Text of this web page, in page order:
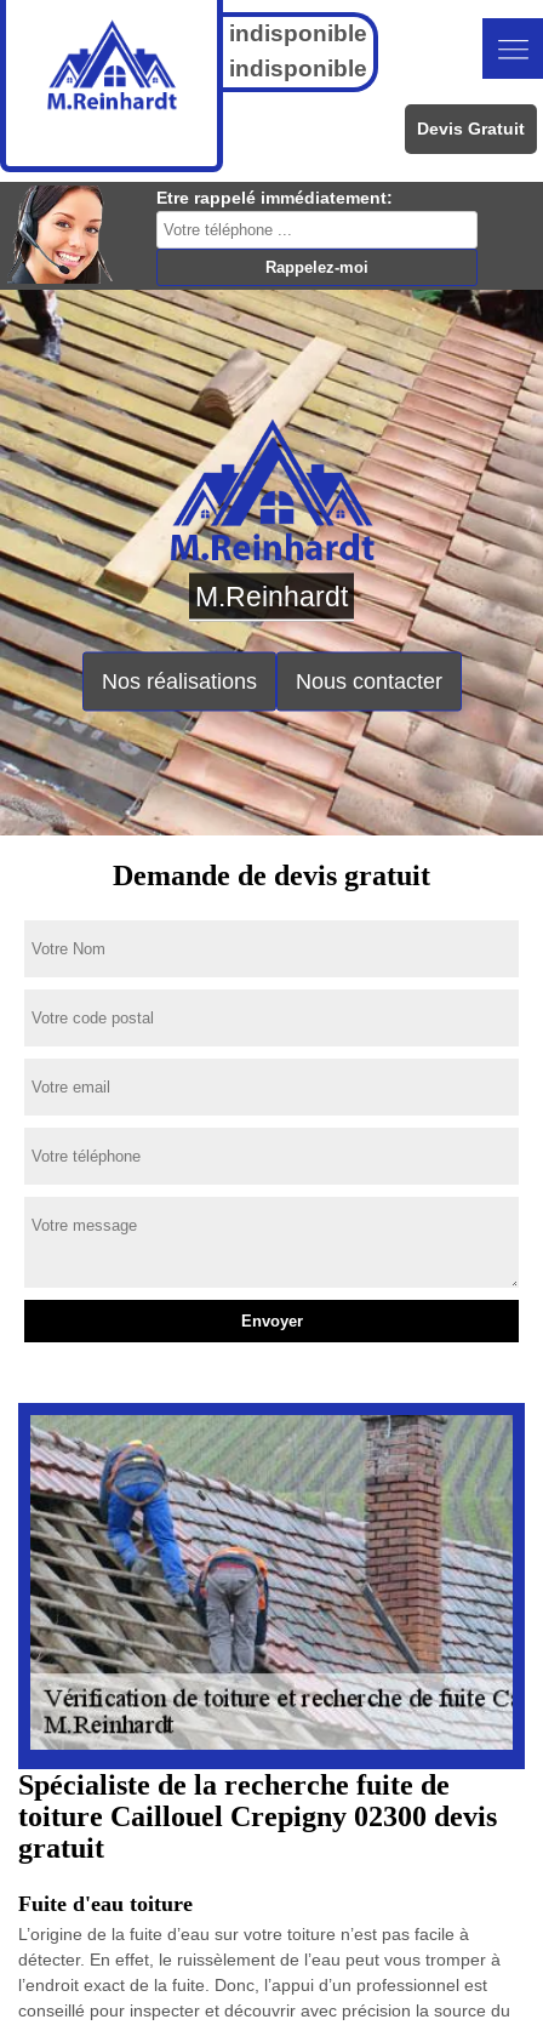
indisponible
indisponible
Devis Gratuit
Etre rappelé immédiatement:
M.Reinhardt
Nos réalisations Nous contacter
Demande de devis gratuit
Spécialiste de la recherche fuite de
toiture Caillouel Crepigny 02300 devis
gratuit
Fuite d'eau toiture
L’origine de la fuite d’eau sur votre toiture n’est pas facile à
détecter. En effet, le ruissèlement de l’eau peut vous tromper à
l’endroit exact de la fuite. Donc, l’appui d’un professionnel est
conseillé pour inspecter et découvrir avec précision la source du